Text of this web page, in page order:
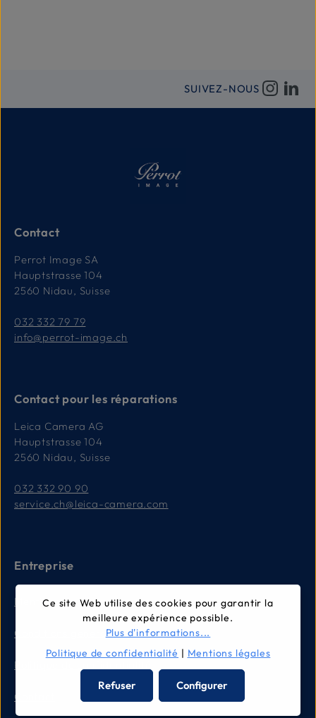
SUIVEZ-NOUS
Contact
Perrot Image SA
Hauptstrasse 104
2560 Nidau, Suisse
032 332 79 79
info@perrot-image.ch
Contact pour les réparations
Leica Camera AG
Hauptstrasse 104
2560 Nidau, Suisse
032 332 90 90
service.ch@leica-camera.com
Entreprise
Mentions légales
Conditions générales
Politique de confidentialité
Contact
Ce site Web utilise des cookies pour garantir la
meilleure expérience possible.
Plus d'informations...
Politique de confidentialité | Mentions légales
Refuser Configurer